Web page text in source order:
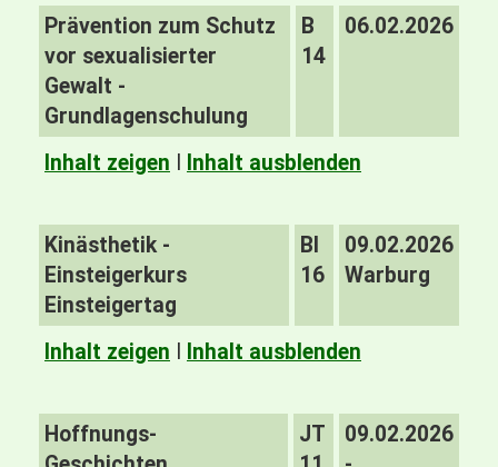
Prävention zum Schutz
vor sexualisierter
Gewalt -
Grundlagenschulung
B
14
06.02.2026
Inhalt zeigen Inhalt ausblenden
Kinästhetik -
Einsteigerkurs
Einsteigertag
BI
16
09.02.2026
Warburg
Inhalt zeigen Inhalt ausblenden
Hoffnungs-
JT
09.02.2026